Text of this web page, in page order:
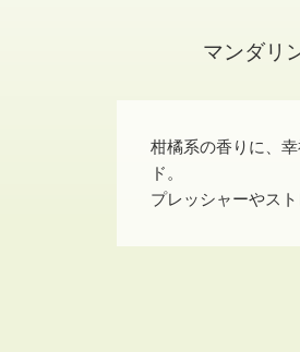
マンダリ
柑橘系の香りに、
ド。
プレッシャーやス